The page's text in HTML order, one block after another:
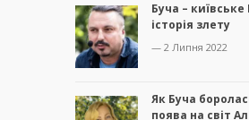
Буча – київське
історія злету
— 2 Липня 2022
Як Буча
поява на світ